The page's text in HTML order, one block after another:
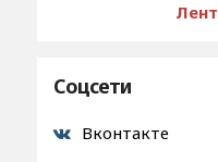
Соцсети
Вконтакте